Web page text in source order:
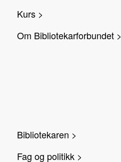
Kurs >
Om Bibliotekarforbundet >
Bibliotekaren >
Fag og politikk >